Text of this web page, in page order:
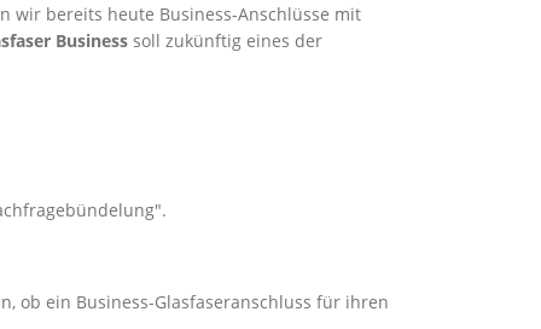
wir bereits heute Business-Anschlüsse mit
Business soll zukünftig eines der
ob ein Business-Glasfaseranschluss für ihren